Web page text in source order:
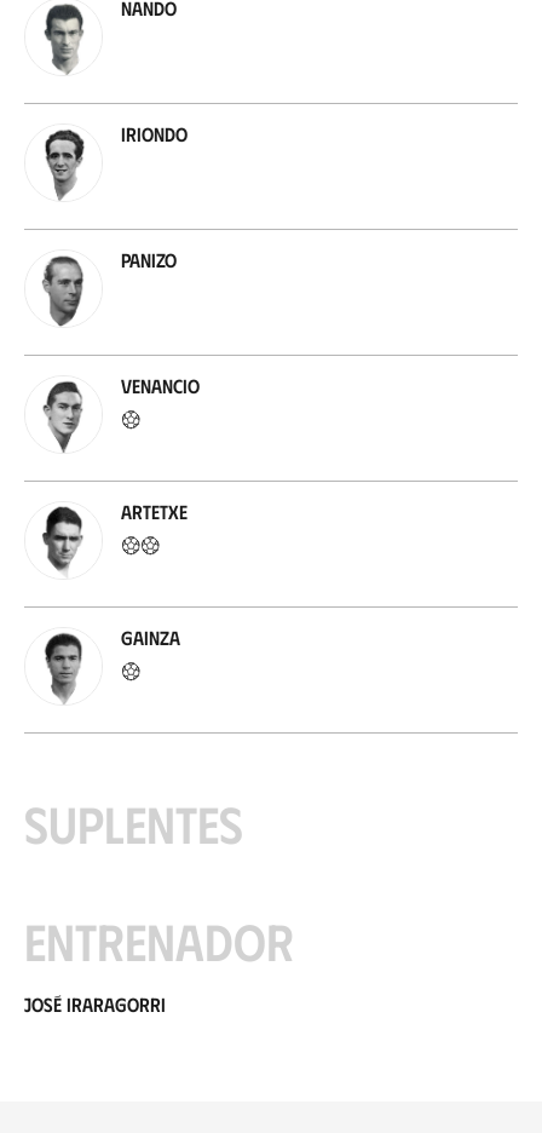
Nando
Iriondo
Panizo
Venancio
Artetxe
Gainza
Suplentes
Entrenador
José Iraragorri